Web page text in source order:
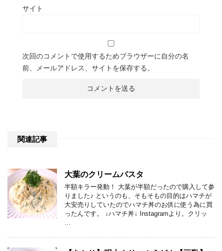
サイト
次回のコメントで使用するためブラウザーに自分の名
前、メールアドレス、サイトを保存する。
関連記事
大葉のクリームパスタ
半額キラー発動！ 大葉が半額だったので購入して参
りました♪ というのも、そもそもの目的はハマチが
大安売りしていたのでハマチ丼のお供に使う為に買
ったんです。 ↓ハマチ丼↓ Instagramより。クリッ